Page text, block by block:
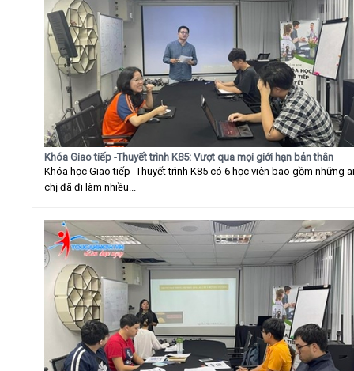
Khóa Giao tiếp -Thuyết trình K85: Vượt qua mọi giới hạn bản thân
Khóa học Giao tiếp -Thuyết trình K85 có 6 học viên bao gồm những
chị đã đi làm nhiều...